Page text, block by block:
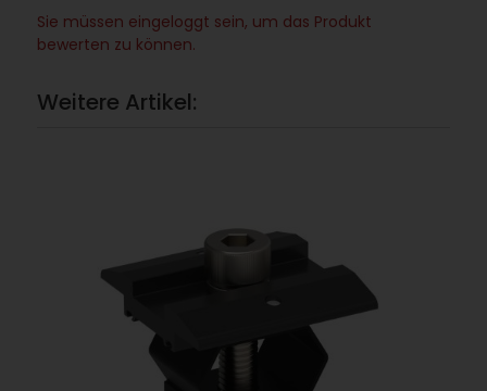
Sie müssen eingeloggt sein, um das Produkt
bewerten zu können.
Weitere Artikel: